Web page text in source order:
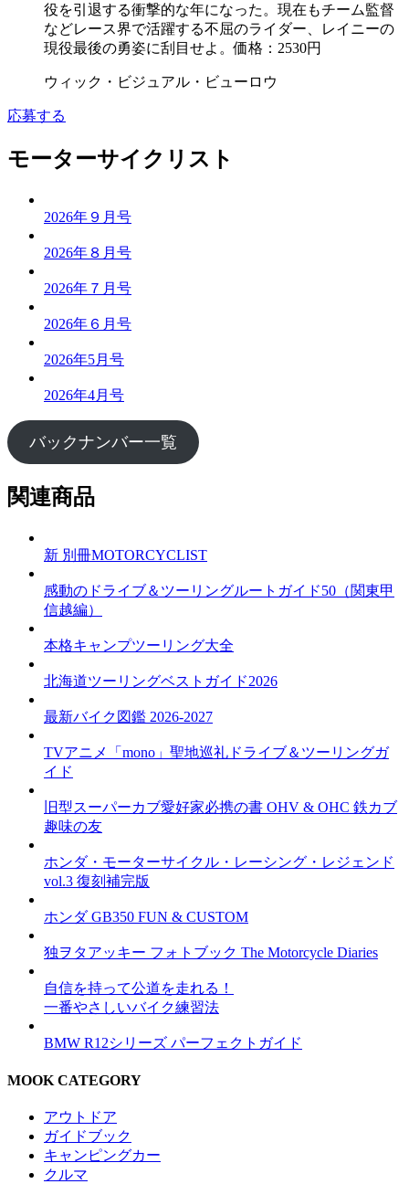
役を引退する衝撃的な年になった。現在もチーム監督
などレース界で活躍する不屈のライダー、レイニーの
現役最後の勇姿に刮目せよ。価格：2530円
ウィック・ビジュアル・ビューロウ
応募する
モーターサイクリスト
2026年９月号
2026年８月号
2026年７月号
2026年６月号
2026年5月号
2026年4月号
バックナンバー一覧
関連商品
新 別冊MOTORCYCLIST
感動のドライブ＆ツーリングルートガイド50（関東甲
信越編）
本格キャンプツーリング大全
北海道ツーリングベストガイド2026
最新バイク図鑑 2026-2027
TVアニメ「mono」聖地巡礼ドライブ＆ツーリングガ
イド
旧型スーパーカブ愛好家必携の書 OHV & OHC 鉄カブ
趣味の友
ホンダ・モーターサイクル・レーシング・レジェンド
vol.3 復刻補完版
ホンダ GB350 FUN & CUSTOM
独ヲタアッキー フォトブック The Motorcycle Diaries
自信を持って公道を走れる！
一番やさしいバイク練習法
BMW R12シリーズ パーフェクトガイド
MOOK CATEGORY
アウトドア
ガイドブック
キャンピングカー
クルマ